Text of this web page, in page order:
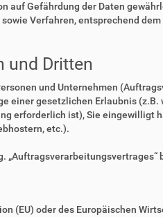
auf Gefährdung der Daten
Verfahren, entsprechend
und Dritten
und Unternehmen
einer gesetzlichen Erlaubnis
erforderlich ist), Sie
etc.).
(EU) oder des Europäischen